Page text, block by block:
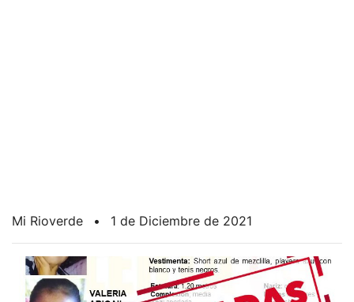
Mi Rioverde • 1 de Diciembre de 2021